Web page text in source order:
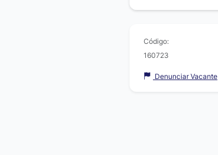
Código:
160723
Denunciar Vacante